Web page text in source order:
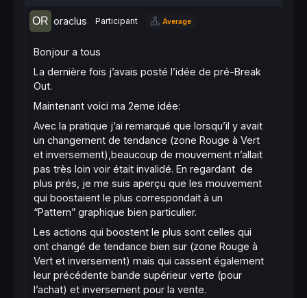
oraclus Participant Average
Bonjour a tous
La dernière fois j’avais posté l’idée de pré-Break
Out.
Maintenant voici ma 2eme idée:
Avec la pratique j’ai remarqué que lorsqu’il y avait
un changement de tendance (zone Rouge à Vert
et inversement),beaucoup de mouvement n’allait
pas très loin voir était invalidé. En regardant de
plus prés, je me suis aperçu que les mouvement
qui boostaient le plus correspondait à un
“Pattern” graphique bien particulier.
Les actions qui boostent le plus sont celles qui
ont changé de tendance bien sur (zone Rouge à
Vert et inversement) mais qui cassent également
leur précédente bande supérieur verte (pour
l’achat) et inversement pour la vente.